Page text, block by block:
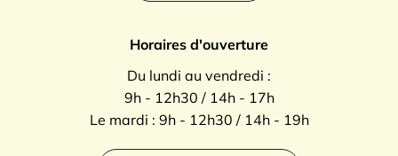
Horaires d'ouverture
Du lundi au vendredi :
9h - 12h30 / 14h - 17h
Le mardi : 9h - 12h30 / 14h - 19h